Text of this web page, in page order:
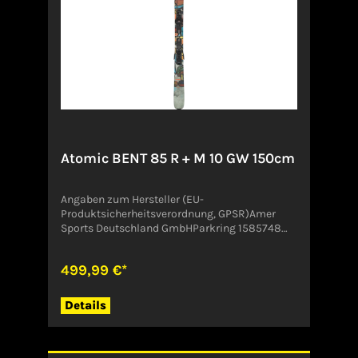
Atomic BENT 85 R + M 10 GW 150cm
Angaben zum Hersteller (EU-
Produktsicherheitsverordnung, GPSR)Amer
Sports Deutschland GmbHParkring 1585748
499,99 €*
Details